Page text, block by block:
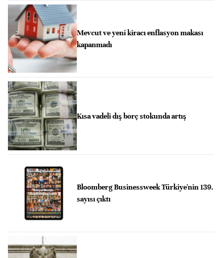
Mevcut ve yeni kiracı enflasyon makası
kapanmadı
Kısa vadeli dış borç stokunda artış
Bloomberg Businessweek Türkiye'nin 139.
sayısı çıktı